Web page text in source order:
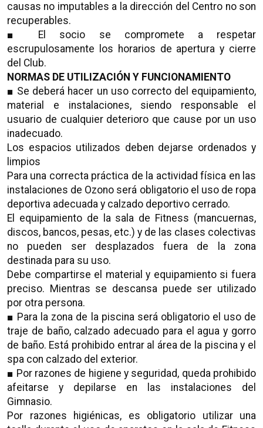
causas no imputables a la dirección del Centro no son
recuperables.
■ El socio se compromete a respetar
escrupulosamente los horarios de apertura y cierre
del Club.
NORMAS DE UTILIZACIÓN Y FUNCIONAMIENTO
■ Se deberá hacer un uso correcto del equipamiento,
material e instalaciones, siendo responsable el
usuario de cualquier deterioro que cause por un uso
inadecuado.
Los espacios utilizados deben dejarse ordenados y
limpios
Para una correcta práctica de la actividad física en las
instalaciones de Ozono será obligatorio el uso de ropa
deportiva adecuada y calzado deportivo cerrado.
El equipamiento de la sala de Fitness (mancuernas,
discos, bancos, pesas, etc.) y de las clases colectivas
no pueden ser desplazados fuera de la zona
destinada para su uso.
Debe compartirse el material y equipamiento si fuera
preciso. Mientras se descansa puede ser utilizado
por otra persona.
■ Para la zona de la piscina será obligatorio el uso de
traje de baño, calzado adecuado para el agua y gorro
de baño. Está prohibido entrar al área de la piscina y el
spa con calzado del exterior.
■ Por razones de higiene y seguridad, queda prohibido
afeitarse y depilarse en las instalaciones del
Gimnasio.
Por razones higiénicas, es obligatorio utilizar una